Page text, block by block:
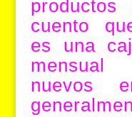
cuento
es una
mensual
nuevos